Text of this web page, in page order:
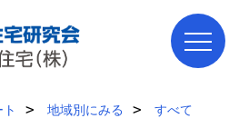
地域別にみる すべて